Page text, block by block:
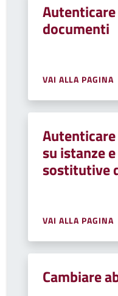
documenti
VAI ALLA PAGINA
su istanze
sostitutive
VAI ALLA PAGINA
Cambiare